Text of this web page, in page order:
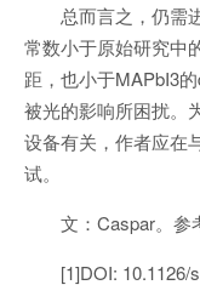
总而言之，仍需
常数小于原始研究中
距，也小于MAPbI3
被光的影响所困扰。
设备有关，作者应在
试。
文：Caspar。参
[1]DOI: 10.1126/